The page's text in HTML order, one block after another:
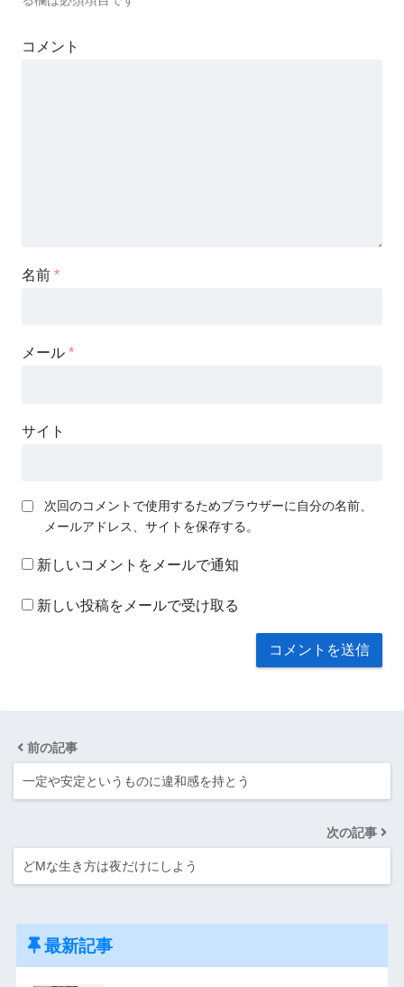
コメント
名前 *
メール *
サイト
次回のコメントで使用するためブラウザーに自分の名前、
メールアドレス、サイトを保存する。
新しいコメントをメールで通知
新しい投稿をメールで受け取る
前の記事
一定や安定というものに違和感を持とう
次の記事
どMな生き方は夜だけにしよう
最新記事